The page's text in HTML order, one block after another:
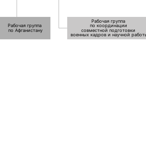
Рабочая группа
по Афганистану
Рабочая группа
по координации
совместной подготовки
военных кадров и научной